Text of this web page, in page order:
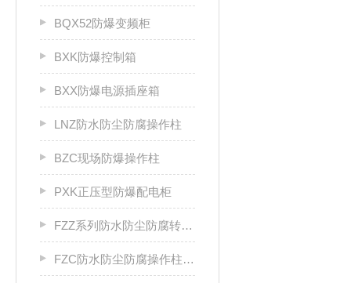
BQX52防爆变频柜
BXK防爆控制箱
BXX防爆电源插座箱
LNZ防水防尘防腐操作柱
BZC现场防爆操作柱
PXK正压型防爆配电柜
FZZ系列防水防尘防腐转换开关
FZC防水防尘防腐操作柱厂家